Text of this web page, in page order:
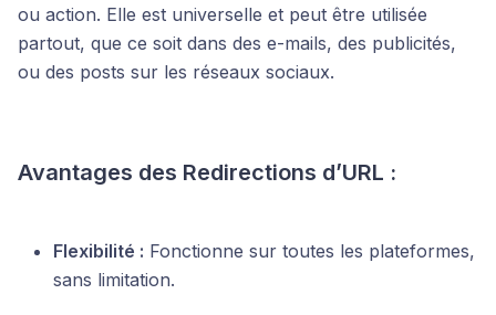
ou action. Elle est universelle et peut être utilisée
partout, que ce soit dans des e-mails, des publicités,
ou des posts sur les réseaux sociaux.
Avantages des Redirections d’URL :
Flexibilité : Fonctionne sur toutes les plateformes,
sans limitation.